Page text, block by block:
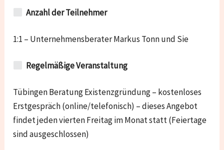
Anzahl der Teilnehmer
1:1 – Unternehmensberater Markus Tonn und Sie
Regelmäßige Veranstaltung
Tübingen Beratung Existenzgründung – kostenloses
Erstgespräch (online/telefonisch) – dieses Angebot
findet jeden vierten Freitag im Monat statt (Feiertage
sind ausgeschlossen)